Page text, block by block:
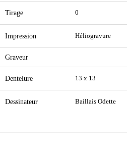
Tirage 0
Impression Héliogravure
Graveur
Dentelure 13 x 13
Dessinateur Baillais Odette